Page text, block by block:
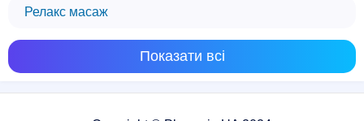
Релакс масаж
Показати всі